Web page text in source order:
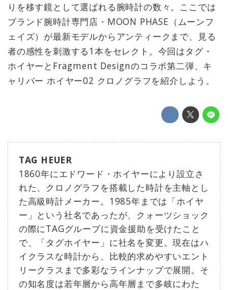
りを移す鏡として選ばれる腕時計の数々。ここでは
ブランド腕時計専門店・MOON PHASE（ムーンフ
ェイズ）が最新モデルからアンティークまで、見る
者の感性を刺激する1本をセレクト。今回はタグ・
ホイヤーとFragment Designのコラボ第二弾、キ
ャリバー ホイヤー02 クロノグラフを紹介しよう。
TAG HEUER
1860年にエドワード・ホイヤーにより設立さ
れた、クロノグラフを搭載した時計を主軸とし
た高級時計メーカー。1985年までは「ホイヤ
ー」という社名であったが、クォーツショック
の際にTAGグループに資金援助を受けたこと
で、「タグホイヤー」に社名を変更。現在はハ
イクラスな時計から、比較的求めやすいエント
リークラスまで多彩なラインナップで展開。そ
の知名度は若年層から高年層まで多岐にわた